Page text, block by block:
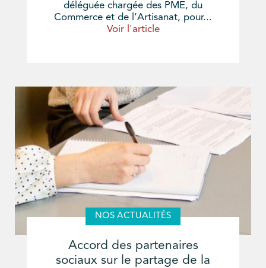
déléguée chargée des PME, du
Commerce et de l’Artisanat, pour...
Voir l'article
NOS ACTUALITÉS
Accord des partenaires
sociaux sur le partage de la